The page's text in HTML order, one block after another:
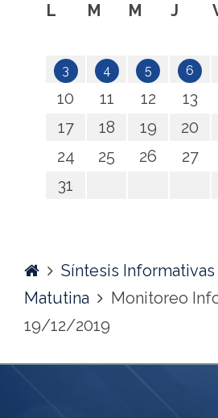
L
M M J
3 4 5 6
10
11 12 13
17
18 19 20
24
25 26 27
31
HomeSíntesis Informativas
Matutina
Monitoreo
19/12/2019